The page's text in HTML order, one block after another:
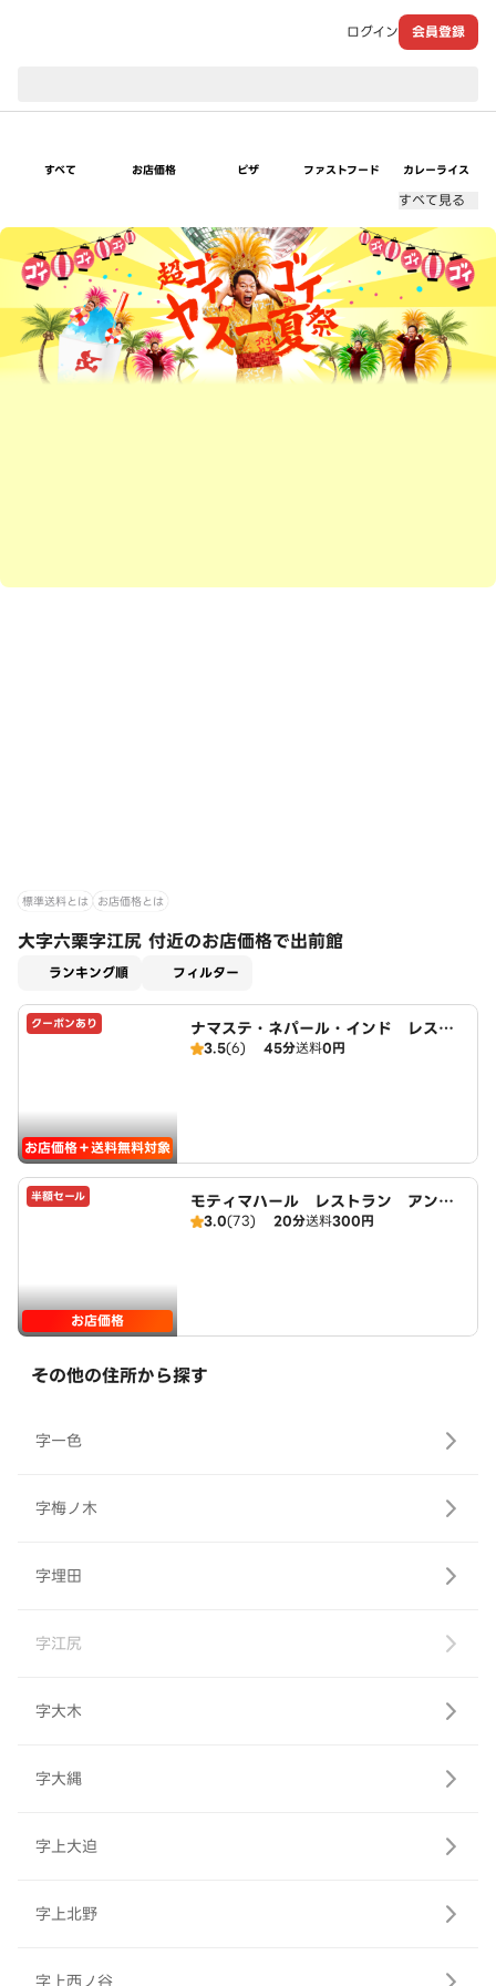
ログイン 会員登録
すべて お店価格 ピザ ファストフード カレーライス
すべて見る
超ゴイゴイヤスー夏祭
標準送料とは お店価格とは
大字六栗字江尻 付近のお店価格で出前館
ランキング順 フィルター
クーポンあり
お店価格＋送料無料対象
ナマステ・ネパール・インド レスト
ラン
3.5(6) 45分送料0円
半額セール
お店価格
モティマハール レストラン アンド
バー
3.0(73) 20分送料300円
その他の住所から探す
字一色
字梅ノ木
字埋田
字江尻
字大木
字大縄
字上大迫
字上北野